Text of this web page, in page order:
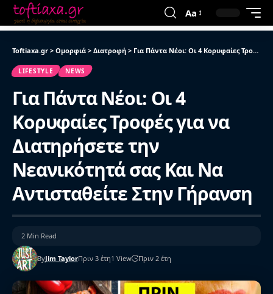
Aa
Toftiaxa.gr > Ομορφιά > Διατροφή > Για Πάντα Νέοι: Οι 4 Κορυφαίες Τροφές για να Διατηρήσετε την Νεανικότητά σας Και Να Αντισταθείτε Στην Γήρανση
LIFESTYLE NEWS
Για Πάντα Νέοι: Οι 4
Κορυφαίες Τροφές για να
Διατηρήσετε την
Νεανικότητά σας Και Να
Αντισταθείτε Στην Γήρανση
ByJim TaylorΠριν 3 έτη1 View Πριν 2 έτη
2 Min Read